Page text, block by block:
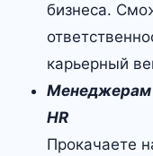
бизнеса.
карьерный
Менеджерам
HR
Прокачаете